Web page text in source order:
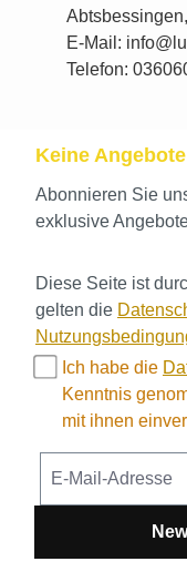
E-Mail:
Telefon:
Keine
Abonnieren Sie
exklusive
Diese Seite ist
gelten die
Ich habe die
Kenntnis
mit ihnen